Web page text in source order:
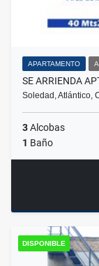
APARTAMENTO
SE ARRIENDA
Soledad, Atlántico,
3Alcobas
1 Baño
DISPONIBLE